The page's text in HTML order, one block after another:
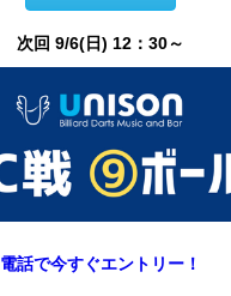
次回 9/6(日) 12：30～
電話で今すぐエントリー！